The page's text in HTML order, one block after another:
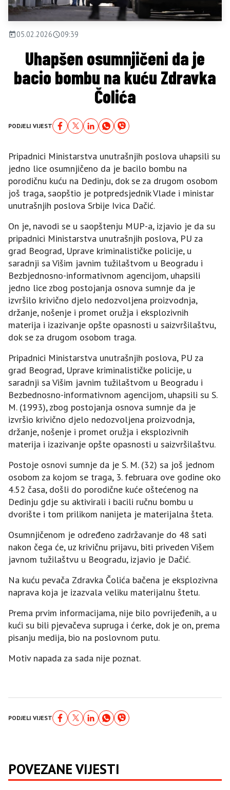
05.02.2026 09:39
Uhapšen osumnjičeni da je
bacio bombu na kuću Zdravka
Čolića
PODJELI VIJEST
Pripadnici Ministarstva unutrašnjih poslova uhapsili su
jedno lice osumnjičeno da je bacilo bombu na
porodičnu kuću na Dedinju, dok se za drugom osobom
još traga, saopštio je potpredsjednik Vlade i ministar
unutrašnjih poslova Srbije Ivica Dačić.
On je, navodi se u saopštenju MUP-a, izjavio je da su
pripadnici Ministarstva unutrašnjih poslova, PU za
grad Beograd, Uprave kriminalističke policije, u
saradnji sa Višim javnim tužilaštvom u Beogradu i
Bezbjednosno-informativnom agencijom, uhapsili
jedno lice zbog postojanja osnova sumnje da je
izvršilo krivično djelo nedozvoljena proizvodnja,
držanje, nošenje i promet oružja i eksplozivnih
materija i izazivanje opšte opasnosti u saizvršilaštvu,
dok se za drugom osobom traga.
Pripadnici Ministarstva unutrašnjih poslova, PU za
grad Beograd, Uprave kriminalističke policije, u
saradnji sa Višim javnim tužilaštvom u Beogradu i
Bezbednosno-informativnom agencijom, uhapsili su S.
M. (1993), zbog postojanja osnova sumnje da je
izvršio krivično djelo nedozvoljena proizvodnja,
držanje, nošenje i promet oružja i eksplozivnih
materija i izazivanje opšte opasnosti u saizvršilaštvu.
Postoje osnovi sumnje da je S. M. (32) sa još jednom
osobom za kojom se traga, 3. februara ove godine oko
4.52 časa, došli do porodične kuće oštećenog na
Dedinju gdje su aktivirali i bacili ručnu bombu u
dvorište i tom prilikom nanijeta je materijalna šteta.
Osumnjičenom je određeno zadržavanje do 48 sati
nakon čega će, uz krivičnu prijavu, biti priveden Višem
javnom tužilaštvu u Beogradu, izjavio je Dačić.
Na kuću pevača Zdravka Čolića bačena je eksplozivna
naprava koja je izazvala veliku materijalnu štetu.
Prema prvim informacijama, nije bilo povrijeđenih, a u
kući su bili pjevačeva supruga i ćerke, dok je on, prema
pisanju medija, bio na poslovnom putu.
Motiv napada za sada nije poznat.
PODJELI VIJEST
POVEZANE VIJESTI